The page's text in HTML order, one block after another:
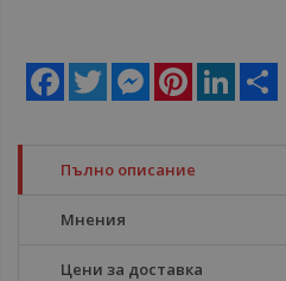
Facebook
Twitter MessengerPinterestLinkedIn
Пълно описание
Мнения
Цени за доставка